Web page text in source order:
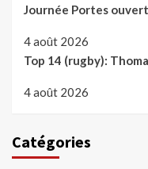
Journée Portes
4 août 2026
Top 14 (rugby):
4 août 2026
Catégories